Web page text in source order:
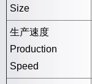
Size
生产速度
Production
Speed